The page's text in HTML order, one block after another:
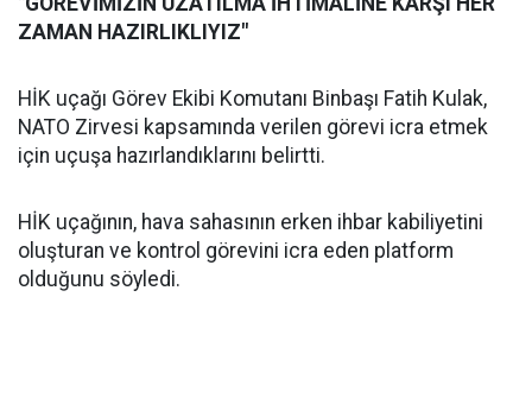
ZAMAN HAZIRLIKLIYIZ"
HİK uçağı Görev Ekibi Komutanı Binbaşı Fatih Kulak,
NATO Zirvesi kapsamında verilen görevi icra etmek
için uçuşa hazırlandıklarını belirtti.
HİK uçağının, hava sahasının erken ihbar kabiliyetini
oluşturan ve kontrol görevini icra eden platform
olduğunu söyledi.